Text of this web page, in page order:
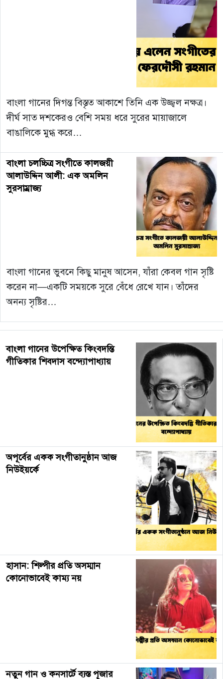
বাংলা গানের দিগন্ত বিস্তৃত আকাশে তিনি এক উজ্জ্বল নক্ষত্র।
দীর্ঘ সাত দশকেরও বেশি সময় ধরে সুরের মায়াজালে
বাঙালিকে মুগ্ধ করে…
বাংলা চলচ্চিত্র সংগীতে কালজয়ী
আলাউদ্দিন আলী: এক অমলিন
সুরসাম্রাজ্য
বাংলা গানের ভুবনে কিছু মানুষ আসেন, যাঁরা কেবল গান সৃষ্টি
করেন না—একটি সময়কে সুরে বেঁধে রেখে যান। তাঁদের
অনন্য সৃষ্টির…
বাংলা গানের উপেক্ষিত কিংবদন্তি
গীতিকার শিবদাস বন্দ্যোপাধ্যায়
অপূর্বের একক সংগীতানুষ্ঠান আজ
নিউইয়র্কে
হাসান: শিল্পীর প্রতি অসম্মান
কোনোভাবেই কাম্য নয়
নতুন গান ও কনসার্টে ব্যস্ত পূজার